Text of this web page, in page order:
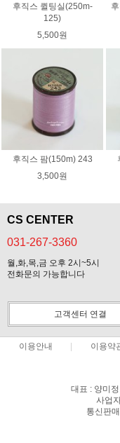
후직스 퀼팅실(250m-
125)
5,500원
후직스 팜(150m) 243
3,500원
CS CENTER
031-267-3360
월,화,목,금 오후 2시~5시
전화문의 가능합니다
고객센터 연결
이용안내 이용약
대표 : 양미
사업
통신판